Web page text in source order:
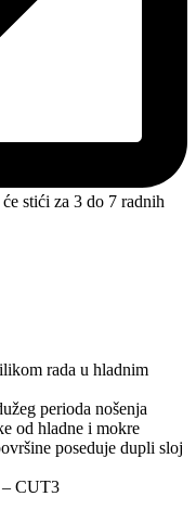
stići za 3 do 7 radnih
rada u hladnim
perioda nošenja
od hladne i mokre
poseduje dupli sloj
– CUT3